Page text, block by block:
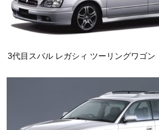
3代目スバル レガシィ ツーリングワゴン